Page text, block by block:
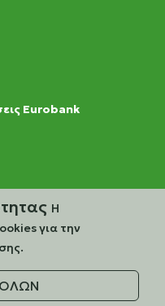
Eurobank
Η
για την